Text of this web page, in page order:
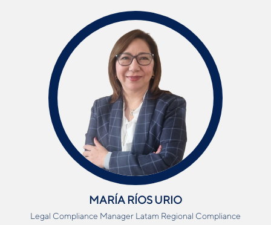
MARÍA RÍOS URIO
Legal Compliance Manager Latam Regional Compliance